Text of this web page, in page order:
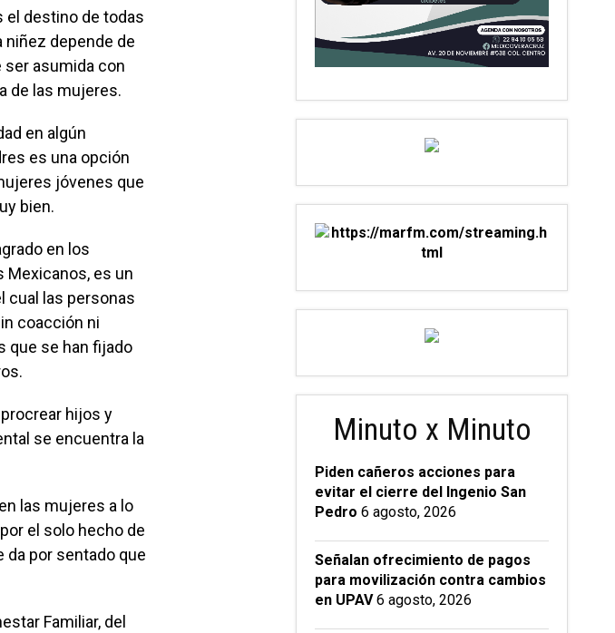
el destino de todas
niñez depende de
ser asumida con
de las mujeres.
en algún
es una opción
jóvenes que
bien.
en los
Mexicanos, es un
cual las personas
coacción ni
que se han fijado
hijos y
se encuentra la
las mujeres a lo
el solo hecho de
da por sentado que
Familiar, del
Minuto x Minuto
Piden cañeros acciones para
evitar el cierre del Ingenio San
Pedro 6 agosto, 2026
Señalan ofrecimiento de pagos
para movilización contra cambios
en UPAV 6 agosto, 2026